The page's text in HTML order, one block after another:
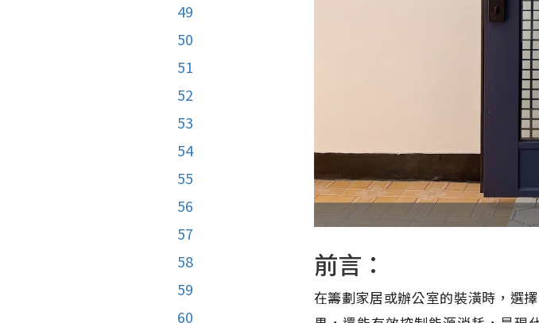
49
50
51
52
53
54
55
56
57
58
59
60
前言：
在籌劃家居或辦公室的裝潢時，選